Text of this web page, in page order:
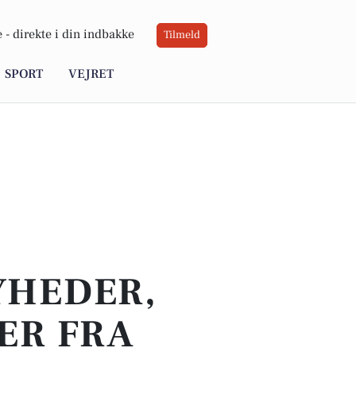
- direkte i din indbakke Tilmeld
SPORT VEJRET
FRA